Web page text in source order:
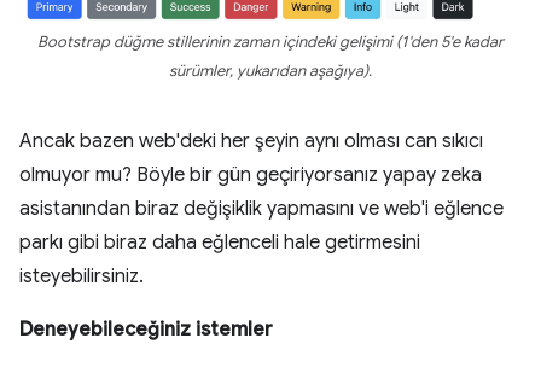
Bootstrap düğme stillerinin zaman içindeki gelişimi (1'den 5'e kadar
sürümler, yukarıdan aşağıya).
Ancak bazen web'deki her şeyin aynı olması can sıkıcı
olmuyor mu? Böyle bir gün geçiriyorsanız yapay zeka
asistanından biraz değişiklik yapmasını ve web'i eğlence
parkı gibi biraz daha eğlenceli hale getirmesini
isteyebilirsiniz.
Deneyebileceğiniz istemler